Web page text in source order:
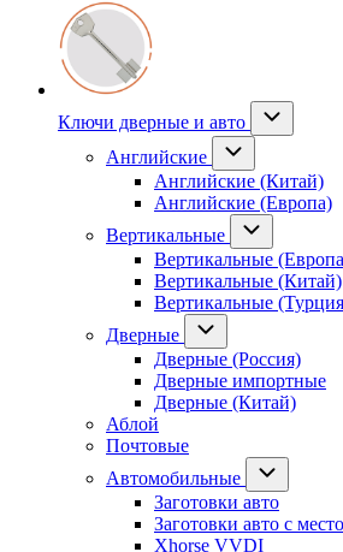
Ключи дверные и авто
Английские
Английские (Китай)
Английские (Европа)
Вертикальные
Вертикальные
Вертикальные (Китай)
Вертикальные
Дверные
Дверные (Россия)
Дверные импортные
Дверные (Китай)
Аблой
Почтовые
Автомобильные
Заготовки авто
Заготовки авто с
Xhorse VVDI